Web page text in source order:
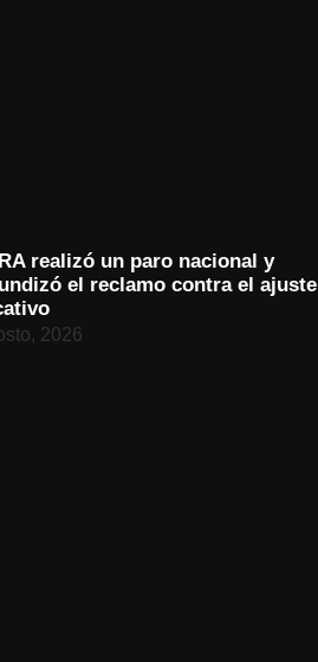
realizó un paro nacional y
el reclamo contra el ajuste
2026